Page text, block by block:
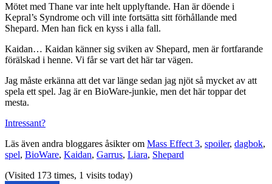
Mötet med Thane var inte helt upplyftande. Han är döende i
Kepral’s Syndrome och vill inte fortsätta sitt förhållande med
Shepard. Men han fick en kyss i alla fall.
Kaidan… Kaidan känner sig sviken av Shepard, men är fortfarande
förälskad i henne. Vi får se vart det här tar vägen.
Jag måste erkänna att det var länge sedan jag njöt så mycket av att
spela ett spel. Jag är en BioWare-junkie, men det här toppar det
mesta.
Intressant?
Läs även andra bloggares åsikter om Mass Effect 3, spoiler, dagbok,
spel, BioWare, Kaidan, Garrus, Liara, Shepard
(Visited 173 times, 1 visits today)